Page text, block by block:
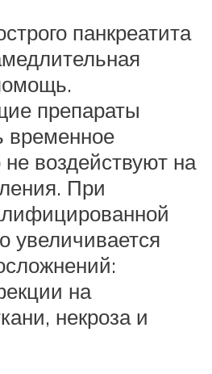
панкреатита
препараты
временное
воздействуют на
При
увеличивается
на
некроза и